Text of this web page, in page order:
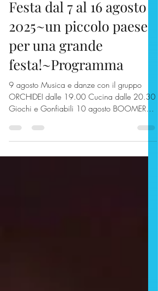
Festa dal 7 al 16 agosto
2025~un piccolo paese
per una grande
festa!~Programma
9 agosto Musica e danze con il gruppo
ORCHIDEI dalle 19.00 Cucina dalle 20.30
Giochi e Gonfiabili 10 agosto BOOMER